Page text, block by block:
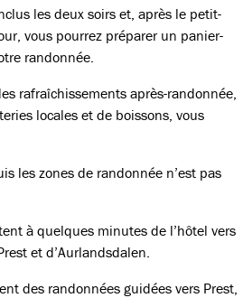
les deux soirs et, après le petit-
vous pourrez préparer un panier-
randonnée.
rafraîchissements après-randonnée,
locales et de boissons, vous
les zones de randonnée n’est pas
à quelques minutes de l’hôtel vers
et d’Aurlandsdalen.
des randonnées guidées vers Prest,